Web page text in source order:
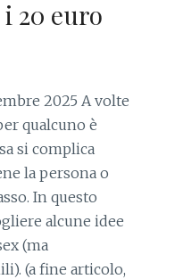
20 euro
2025 A volte
qualcuno è
si complica
la persona o
In questo
alcune idee
(ma
(a fine articolo,